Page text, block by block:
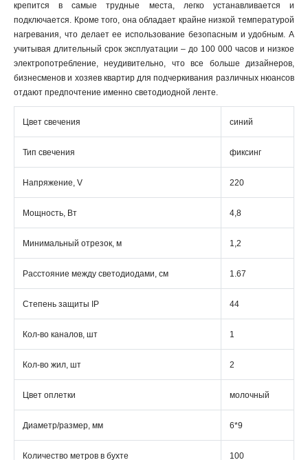
крепится в самые трудные места, легко устанавливается и
подключается. Кроме того, она обладает крайне низкой температурой
нагревания, что делает ее использование безопасным и удобным. А
учитывая длительный срок эксплуатации – до 100 000 часов и низкое
электропотребление, неудивительно, что все больше дизайнеров,
бизнесменов и хозяев квартир для подчеркивания различных нюансов
отдают предпочтение именно светодиодной ленте.
Цвет свечения синий
Тип свечения фиксинг
Напряжение, V 220
Мощность, Вт 4,8
Минимальный отрезок, м 1,2
Расстояние между светодиодами, см 1.67
Степень защиты IP 44
Кол-во каналов, шт 1
Кол-во жил, шт 2
Цвет оплетки молочный
Диаметр/размер, мм 6*9
Количество метров в бухте 100